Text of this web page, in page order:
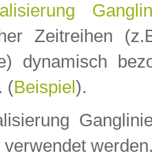
Zeitreihen
dynamisch
(Beispiel ).
verwendet